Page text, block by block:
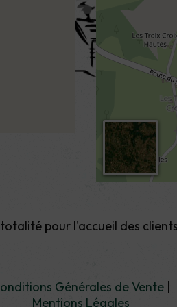
pour l'accueil des
Générales de Vente
Mentions Légales